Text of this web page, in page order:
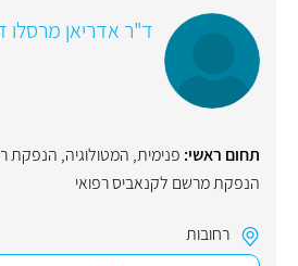
ד"ר אדריאן מרסלו
תחום ראשי: פנימית, המטולוגיה, הנפקת
הנפקת מרשם לקנאביס רפואי
רחובות